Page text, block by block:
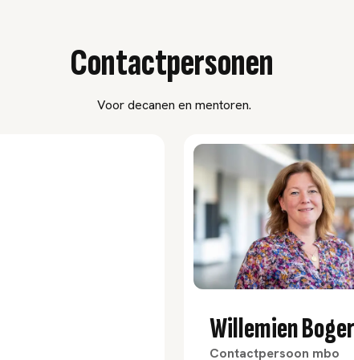
Contactpersonen
Voor decanen en mentoren.
Willemien
Contactpersoon mbo